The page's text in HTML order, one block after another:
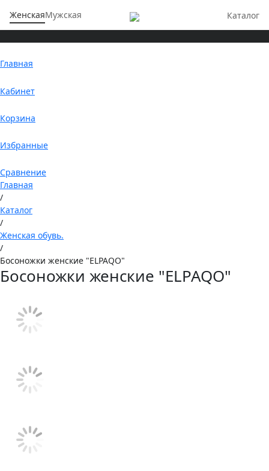
ЖенскаяМужская Каталог
Главная
Кабинет
Корзина
Избранные
Сравнение
Главная
/
Каталог
/
Женская обувь.
/
Босоножки женские "ELPAQO"
Босоножки женские "ELPAQO"